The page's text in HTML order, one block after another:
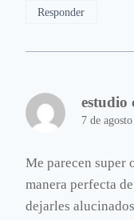
Responder
estudio
7 de
Me parecen super
manera perfecta
dejarles